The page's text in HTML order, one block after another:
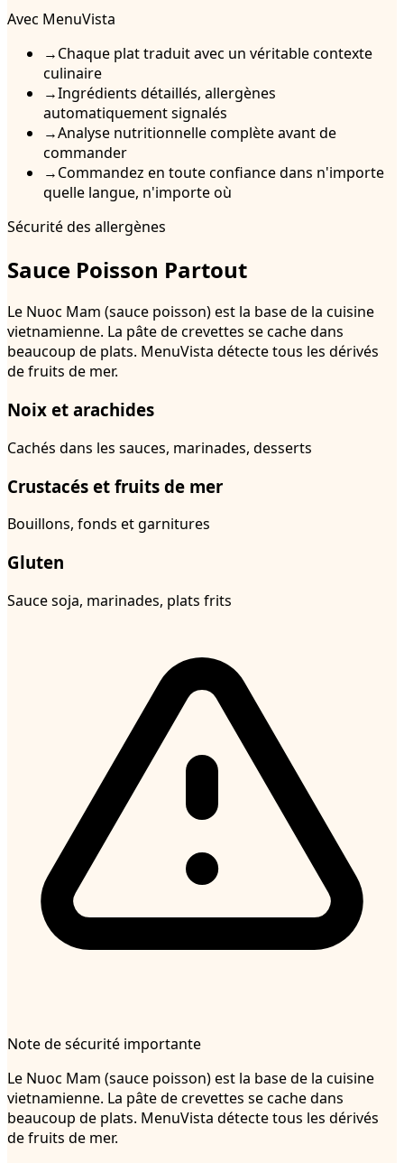
Avec MenuVista
→Chaque plat traduit avec un véritable contexte
culinaire
→Ingrédients détaillés, allergènes
automatiquement signalés
→Analyse nutritionnelle complète avant de
commander
→Commandez en toute confiance dans n'importe
quelle langue, n'importe où
Sécurité des allergènes
Sauce Poisson Partout
Le Nuoc Mam (sauce poisson) est la base de la cuisine
vietnamienne. La pâte de crevettes se cache dans
beaucoup de plats. MenuVista détecte tous les dérivés
de fruits de mer.
Noix et arachides
Cachés dans les sauces, marinades, desserts
Crustacés et fruits de mer
Bouillons, fonds et garnitures
Gluten
Sauce soja, marinades, plats frits
Note de sécurité importante
Le Nuoc Mam (sauce poisson) est la base de la cuisine
vietnamienne. La pâte de crevettes se cache dans
beaucoup de plats. MenuVista détecte tous les dérivés
de fruits de mer.